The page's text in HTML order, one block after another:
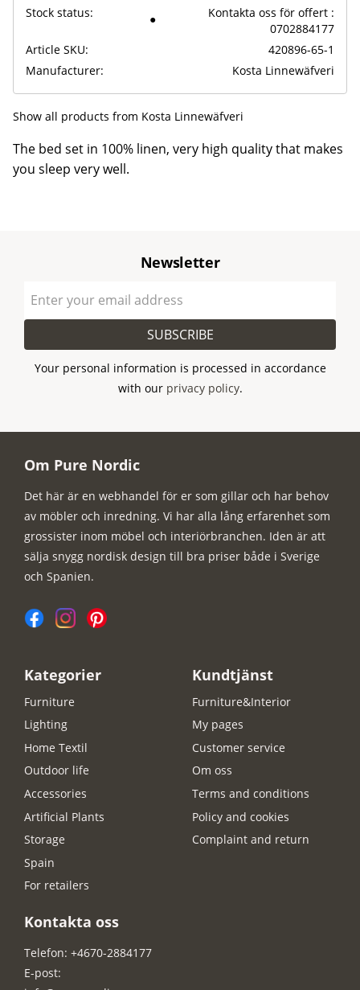
Stock status
Kontakta oss för offert :
0702884177
Article SKU
420896-65-1
Manufacturer
Kosta Linnewäfveri
Show all products from Kosta Linnewäfveri
The bed set in 100% linen, very high quality that makes
you sleep very well.
Newsletter
SUBSCRIBE
Your personal information is processed in accordance
with our privacy policy.
Om Pure Nordic
Det här är en webhandel för er som gillar och har behov
av möbler och inredning. Vi har alla lång erfarenhet som
grossister inom möbel och interiörbranchen. Iden är att
sälja snygg nordisk design till bra priser både i Sverige
och Spanien.
Kategorier
Furniture
Lighting
Home Textil
Outdoor life
Accessories
Artificial Plants
Storage
Spain
For retailers
Kundtjänst
Furniture&Interior
My pages
Customer service
Om oss
Terms and conditions
Policy and cookies
Complaint and return
Kontakta oss
Telefon: +4670-2884177
E-post: